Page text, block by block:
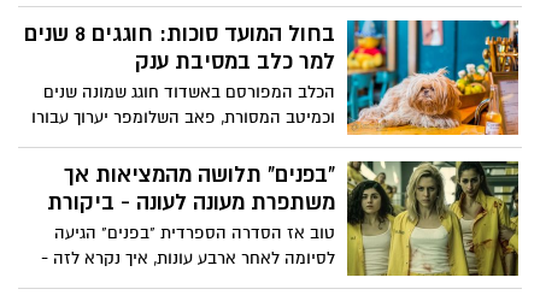
ומופעים לילדים ולכל המשפחה, פסטיבל היין
והגורמה המשובח בפארק אשדוד ים, פסטיבל
אושפיזין מוזיקלי שחוזר עם רשימה מפוארת
פסטיבלים ואירועים מחכה לכם בחול המועד
בחול המועד סוכות: חוגגים 8 שנים
למר כלב במסיבת ענק
הכלב המפורסם באשדוד חוגג שמונה שנים
וכמיטב המסורת, פאב השלומפר יערוך עבורו
בחול המועד סוכות (ג') מסיבת ענק עד אור
הבוקר עם הופעות חיות, דיג'ייז, אמני קרקס,
יריד דוכנים ועוד ועוד. חיים בנישו מבעלי
השלומפר בראיון קצר, מספר כיצד גורת
הכלבים של האחים למשפחת בנישו הפכה
ל"כלב הברים הראשון"
"בפנים" תלושה מהמציאות אך
משתפרת מעונה לעונה - ביקורת
טוב אז הסדרה הספרדית "בפנים" הגיעה
לסיומה לאחר ארבע עונות, איך נקרא לזה -
"מאתגרות במיוחד". כל עונה הביאה איתה